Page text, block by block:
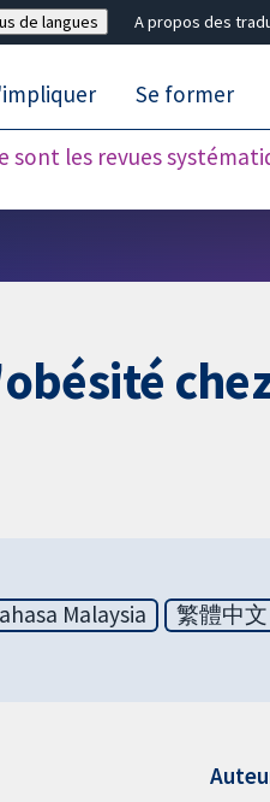
de langues A propos des
sont les revues
Se former
Malaysia 繁體中文